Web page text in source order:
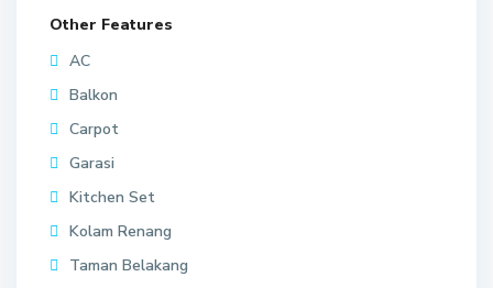
Other Features
AC
Balkon
Carpot
Garasi
Kitchen Set
Kolam Renang
Taman Belakang